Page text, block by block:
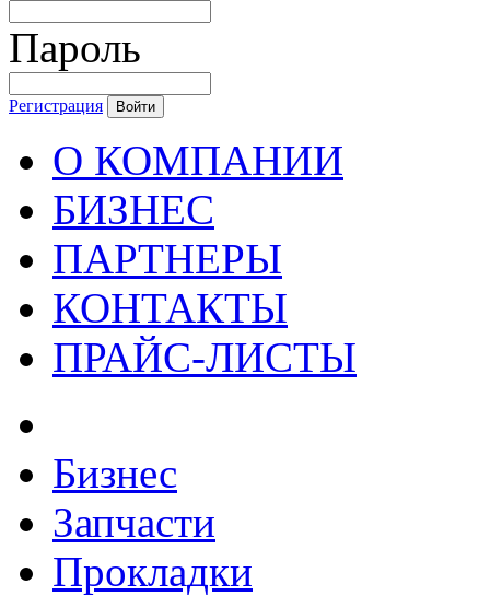
Пароль
Регистрация Войти
О КОМПАНИИ
БИЗНЕС
ПАРТНЕРЫ
КОНТАКТЫ
ПРАЙС-ЛИСТЫ
Бизнес
Запчасти
Прокладки